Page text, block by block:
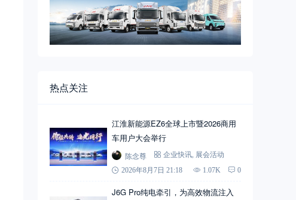
热点关注
江淮新能源EZ6全球上市暨2026商用
车用户大会举行
陈念尊 企业快讯
展会活动
2026年8月7日 21:18
1.07K 0
J6G Pro纯电牵引，为高效物流注入